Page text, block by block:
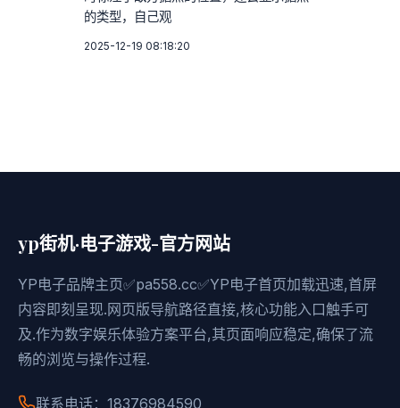
的类型，自己观
2025-12-19 08:18:20
yp街机·电子游戏-官方网站
YP电子品牌主页✅pa558.cc✅YP电子首页加载迅速,首屏
内容即刻呈现.网页版导航路径直接,核心功能入口触手可
及.作为数字娱乐体验方案平台,其页面响应稳定,确保了流
畅的浏览与操作过程.
联系电话：18376984590